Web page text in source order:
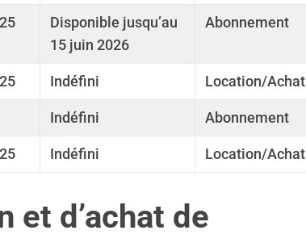
Disponible jusqu’au
15 juin 2026
Abonnement
Indéfini Location/Achat
Indéfini Abonnement
Indéfini Location/Achat
et d’achat de